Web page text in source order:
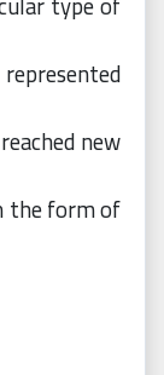
new
the form of